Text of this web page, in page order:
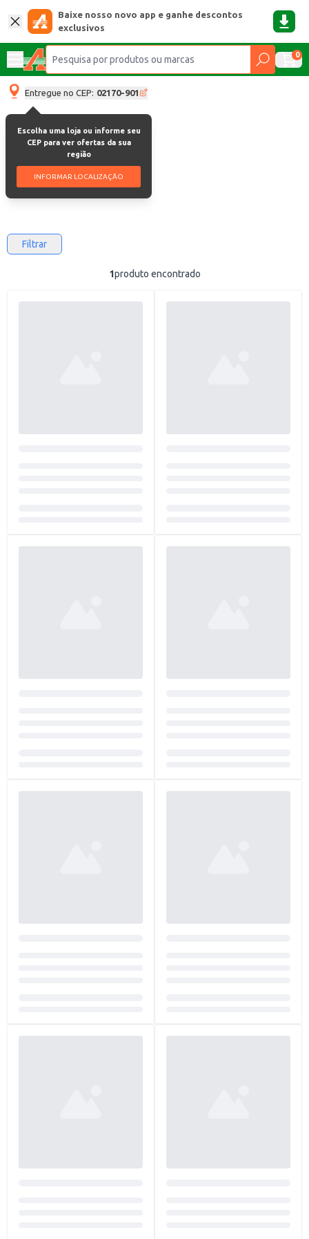
Baixe nosso novo app e ganhe descontos
exclusivos
0
Entregue no CEP: 02170-901
Escolha uma loja ou informe seu
CEP para ver ofertas da sua
região
INFORMAR LOCALIZAÇÃO
Opaline
Opaline
Filtrar
1produto encontrado